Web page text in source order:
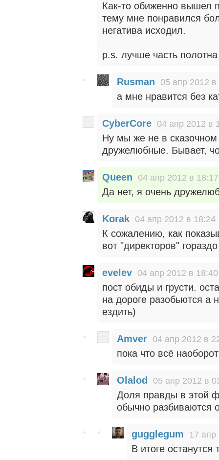
Как-то обиженно вышел
тему мне понравился
негатива исходил.
p.s. лучше часть
Rusman 05 апр 2012 в
а мне нравится без
CyberCore 04 апр 2012 в
Ну мы же не в
дружелюбные. Бывает,
Queen 04 апр 2012 в 18:17
Да нет, я очень
Korak 04 апр 2012 в 18:24
К сожалению, как
вот "директоров"
evelev 04 апр 2012 в 18:40
пост обиды и грусти.
на дороге разобьются
ездить)
Amver 04 апр 2012 в
пока что всё наоборот
Olalod 05 апр 2012 в
Доля правды в этой
обычно разбиваются
gugglegum 17 апр
В итоге